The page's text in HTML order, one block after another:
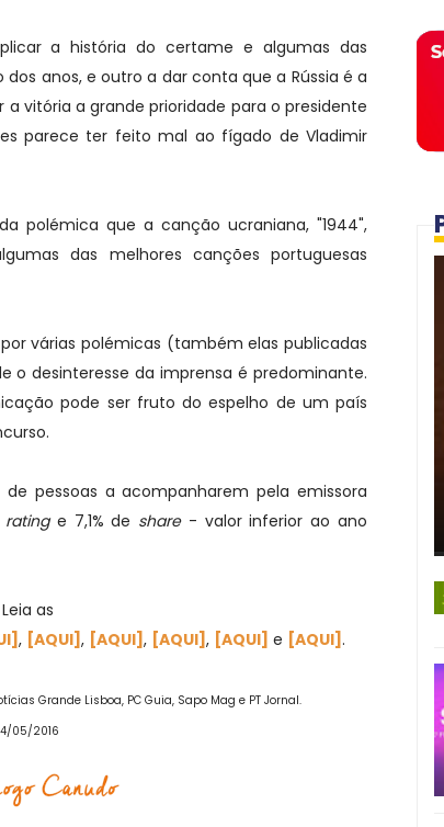
a história do certame e algumas das
anos, e outro a dar conta que a Rússia é a
vitória a grande prioridade para o presidente
parece ter feito mal ao fígado de Vladimir
polémica que a canção ucraniana, "1944",
das melhores canções portuguesas
várias polémicas (também elas publicadas
o desinteresse da imprensa é predominante.
pode ser fruto do espelho de um país
pessoas a acompanharem pela emissora
ratinge 7,1% de share - valor inferior ao ano
Leia as
, [AQUI] , [AQUI] , [AQUI] , [AQUI] e [AQUI] .
Grande Lisboa, PC Guia, Sapo Mag e PT Jornal.
05/2016